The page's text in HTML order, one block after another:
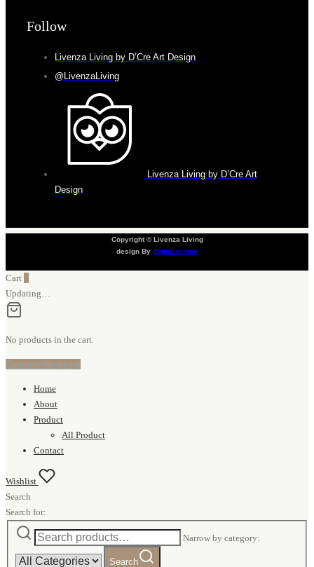
Follow
Livenza Living by D’Cre Art Design
@LivenzaLiving
Livenza Living by D’Cre Art
Design
Copyright © Livenza Living
design By digital promo
Cart
Updating…
No products in the cart.
Continue Shopping
Home
About
Product
All Product
Contact
Wishlist
Search
Search for:
Narrow by category:
Search